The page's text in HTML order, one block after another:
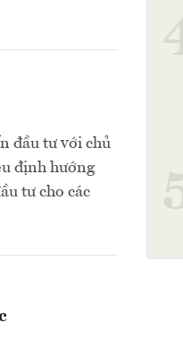
đầu tư với chủ
định hướng
tư cho các